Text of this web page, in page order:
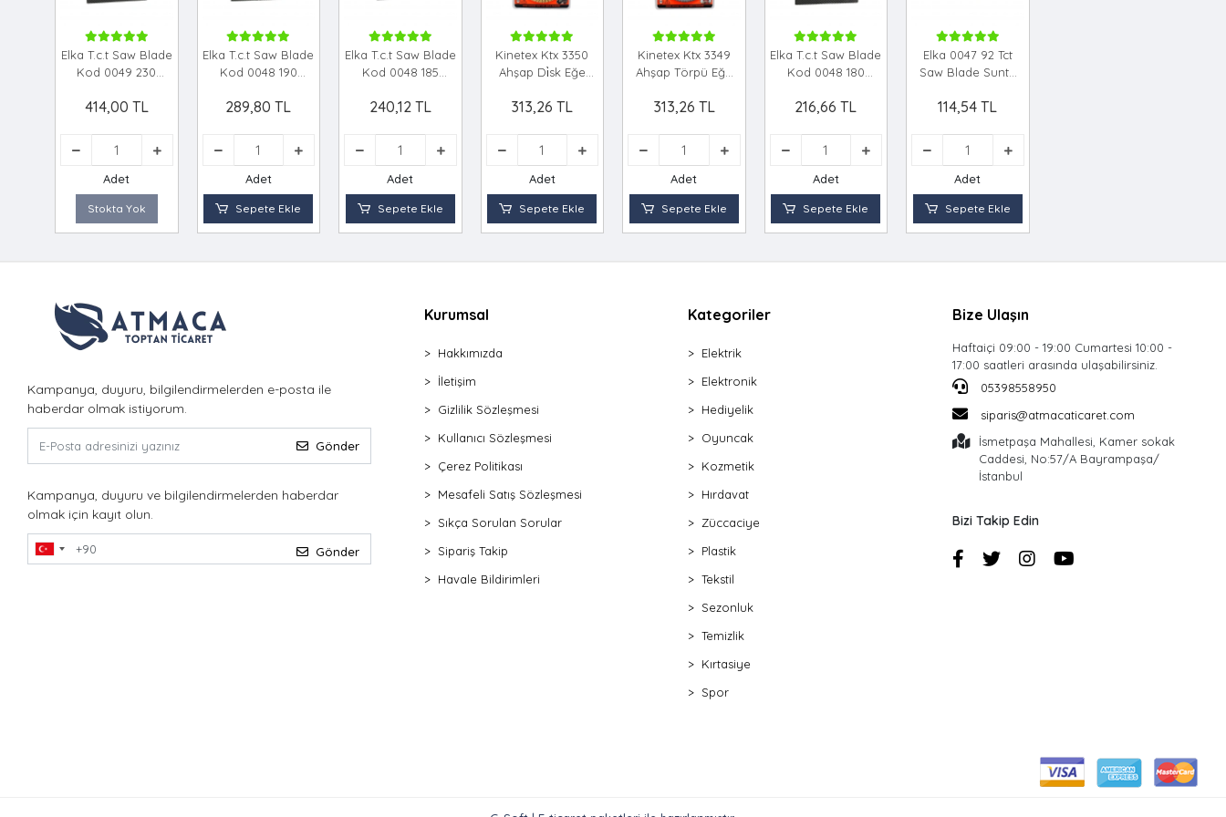
Elka T.c.t Saw Blade
Kod 0049 230
414,00 TL
Adet
Stokta Yok
Elka T.c.t Saw Blade
Kod 0048 190
289,80 TL
Adet
Sepete Ekle
Elka T.c.t Saw Blade
Kod 0048 185
240,12 TL
Adet
Sepete Ekle
Kinetex Ktx 3350
Ahşap Di̇sk Eğe
313,26 TL
Adet
Sepete Ekle
Kinetex Ktx 3349
Ahşap Törpü Eğe
313,26 TL
Adet
Sepete Ekle
Elka T.c.t Saw Blade
Kod 0048 180
216,66 TL
Adet
Sepete Ekle
Elka 0047 92 Tct
Saw Blade Sunta
114,54 TL
Adet
Sepete Ekle
Kampanya, duyuru, bilgilendirmelerden e-posta ile
haberdar olmak istiyorum.
Gönder
Kampanya, duyuru ve bilgilendirmelerden haberdar
olmak için kayıt olun.
Gönder
Kurumsal
Hakkımızda
İletişim
Gizlilik Sözleşmesi
Kullanıcı Sözleşmesi
Çerez Politikası
Mesafeli Satış Sözleşmesi
Sıkça Sorulan Sorular
Sipariş Takip
Havale Bildirimleri
Kategoriler
Elektrik
Elektronik
Hediyelik
Oyuncak
Kozmetik
Hırdavat
Züccaciye
Plastik
Tekstil
Sezonluk
Temizlik
Kırtasiye
Spor
Bize Ulaşın
Haftaiçi 09:00 - 19:00 Cumartesi 10:00 -
17:00 saatleri arasında ulaşabilirsiniz.
05398558950
siparis@atmacaticaret.com
İsmetpaşa Mahallesi, Kamer sokak
Caddesi, No:57/A Bayrampaşa/
İstanbul
Bizi Takip Edin